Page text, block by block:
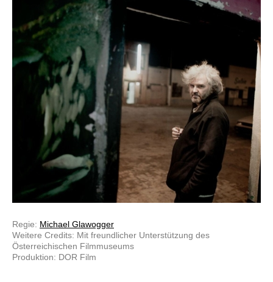
Regie: Michael Glawogger
Weitere Credits: Mit freundlicher Unterstützung des
Österreichischen Filmmuseums
Produktion: DOR Film